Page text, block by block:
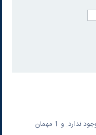
و 1 مهمان